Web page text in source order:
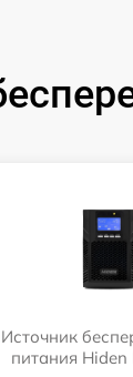
Источник
питания Hiden